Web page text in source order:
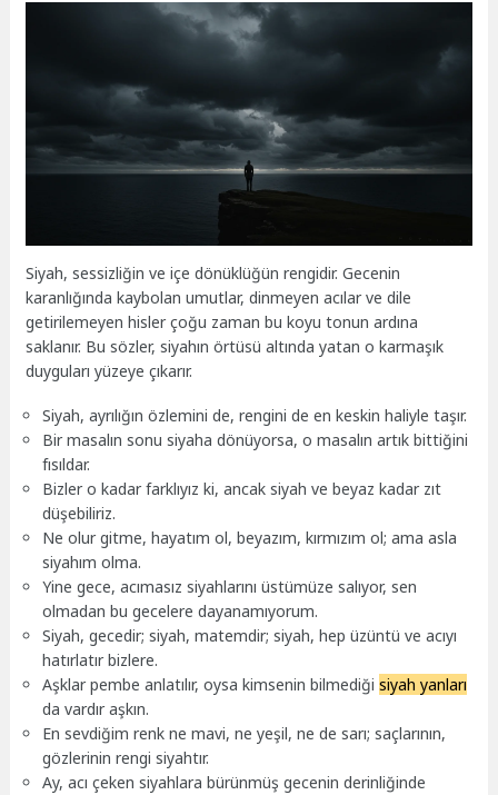
Siyah, sessizliğin ve içe dönüklüğün rengidir. Gecenin
karanlığında kaybolan umutlar, dinmeyen acılar ve dile
getirilemeyen hisler çoğu zaman bu koyu tonun ardına
saklanır. Bu sözler, siyahın örtüsü altında yatan o karmaşık
duyguları yüzeye çıkarır.
Siyah, ayrılığın özlemini de, rengini de en keskin haliyle taşır.
Bir masalın sonu siyaha dönüyorsa, o masalın artık bittiğini
fısıldar.
Bizler o kadar farklıyız ki, ancak siyah ve beyaz kadar zıt
düşebiliriz.
Ne olur gitme, hayatım ol, beyazım, kırmızım ol; ama asla
siyahım olma.
Yine gece, acımasız siyahlarını üstümüze salıyor, sen
olmadan bu gecelere dayanamıyorum.
Siyah, gecedir; siyah, matemdir; siyah, hep üzüntü ve acıyı
hatırlatır bizlere.
Aşklar pembe anlatılır, oysa kimsenin bilmediğisiyah yanları
da vardır aşkın.
En sevdiğim renk ne mavi, ne yeşil, ne de sarı; saçlarının,
gözlerinin rengi siyahtır.
Ay, acı çeken siyahlara bürünmüş gecenin derinliğinde